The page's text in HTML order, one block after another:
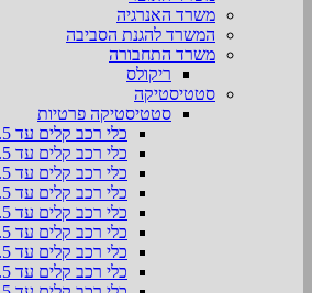
משרד האנרגיה
המשרד להגנת הסביבה
משרד התחבורה
ריקולס
סטטיסטיקה
סטטיסטיקה פרטיות
כלי רכב קלים עד 3.5 טון 2026
כלי רכב קלים עד 3.5 טון 2025
כלי רכב קלים עד 3.5 טון 2024
כלי רכב קלים עד 3.5 טון 2023
כלי רכב קלים עד 3.5 טון 2022
כלי רכב קלים עד 3.5 טון 2021
כלי רכב קלים עד 3.5 טון 2020
כלי רכב קלים עד 3.5 טון 2019